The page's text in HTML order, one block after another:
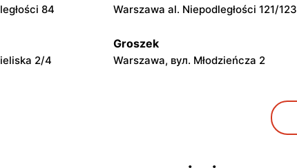
84 Warszawa al. Niepodległości 121/123
2/4
Groszek
Warszawa, вул. Młodzieńcza 2